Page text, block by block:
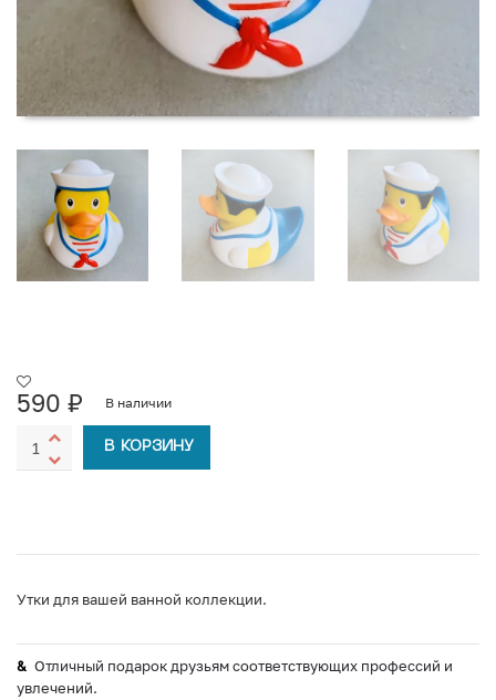
590 ₽ В наличии
В КОРЗИНУ
Утки для вашей ванной коллекции.
Отличный подарок друзьям соответствующих профессий и
увлечений.